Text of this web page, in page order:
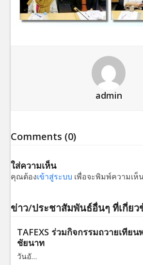
admin
Comments (0)
ใส่ความเห็น
คุณต้องเข้าสู่ระบบ เพื่อจะพิมพ์ความเห็
ข่าว/ประชาสัมพันธ์อื่นๆ ที่เกี่ยว
TAFEXS ร่วมกิจกรรมถวายเทีย
ชัยนาท
วันอั…